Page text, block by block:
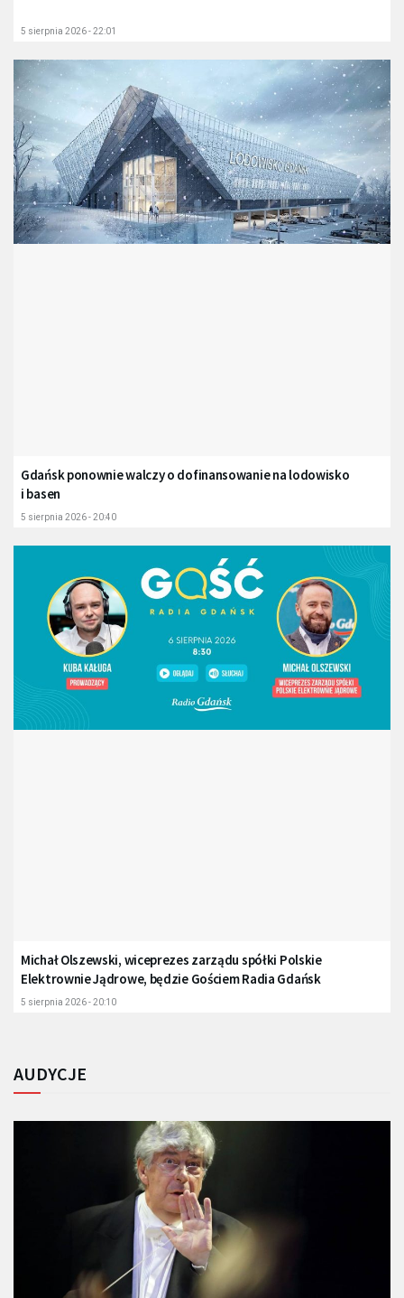
5 sierpnia 2026 - 22:01
Gdańsk ponownie walczy o dofinansowanie na lodowisko
i basen
5 sierpnia 2026 - 20:40
Michał Olszewski, wiceprezes zarządu spółki Polskie
Elektrownie Jądrowe, będzie Gościem Radia Gdańsk
5 sierpnia 2026 - 20:10
AUDYCJE